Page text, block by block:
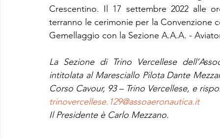
Crescentino. Il 17 settembre 2022 alle
terranno le cerimonie per la Convenzione
Gemellaggio con la Sezione A.A.A. -
La Sezione di Trino Vercellese
intitolata al Maresciallo Pilota Dante
Corso Cavour, 93 – Trino Vercellese, e
trinovercellese.129@assoaeronautica.it
Il Presidente è Carlo Mezzano.